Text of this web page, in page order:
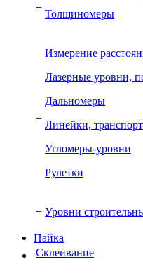
+
Толщиномеры
+
Измерение
Лазерные уровни,
Дальномеры
Линейки,
Угломеры-уровни
Рулетки
+ Уровни
Пайка
Склеивание